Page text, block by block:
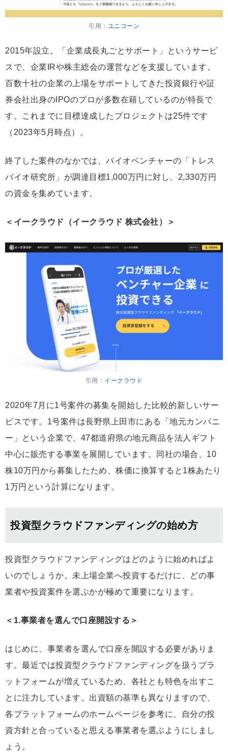
引用： ユニコーン
2015年設立。「企業成長丸ごとサポート」というサービ
スで、企業IRや株主総会の運営などを支援しています。
百数十社の企業の上場をサポートしてきた投資銀行や証
券会社出身のIPOのプロが多数在籍しているのが特長で
す。これまでに目標達成したプロジェクトは25件です
（2023年5月時点）。
終了した案件のなかでは、バイオベンチャーの「トレス
バイオ研究所」が調達目標1,000万円に対し、2,330万円
の資金を集めています。
＜イークラウド（イークラウド 株式会社）＞
引用： イークラウド
2020年7月に1号案件の募集を開始した比較的新しいサー
ビスです。1号案件は長野県上田市にある「地元カンパニ
ー」という企業で、47都道府県の地元商品を法人ギフト
中心に販売する事業を展開しています。同社の場合、10
株10万円から募集したため、株価に換算すると1株あたり
1万円という計算になります。
投資型クラウドファンディングの始め方
投資型クラウドファンディングはどのように始めればよ
いのでしょうか。未上場企業へ投資するだけに、どの事
業者や投資案件を選ぶかが極めて重要になります。
＜1.事業者を選んで口座開設する＞
はじめに、事業者を選んで口座を開設する必要がありま
す。最近では投資型クラウドファンディングを扱うプラ
ットフォームが増えているため、各社とも特色を出すこ
とに注力しています。出資額の基準も異なりますので、
各プラットフォームのホームページを参考に、自分の投
資方針と合っていると思える事業者を選ぶようにしまし
ょう。